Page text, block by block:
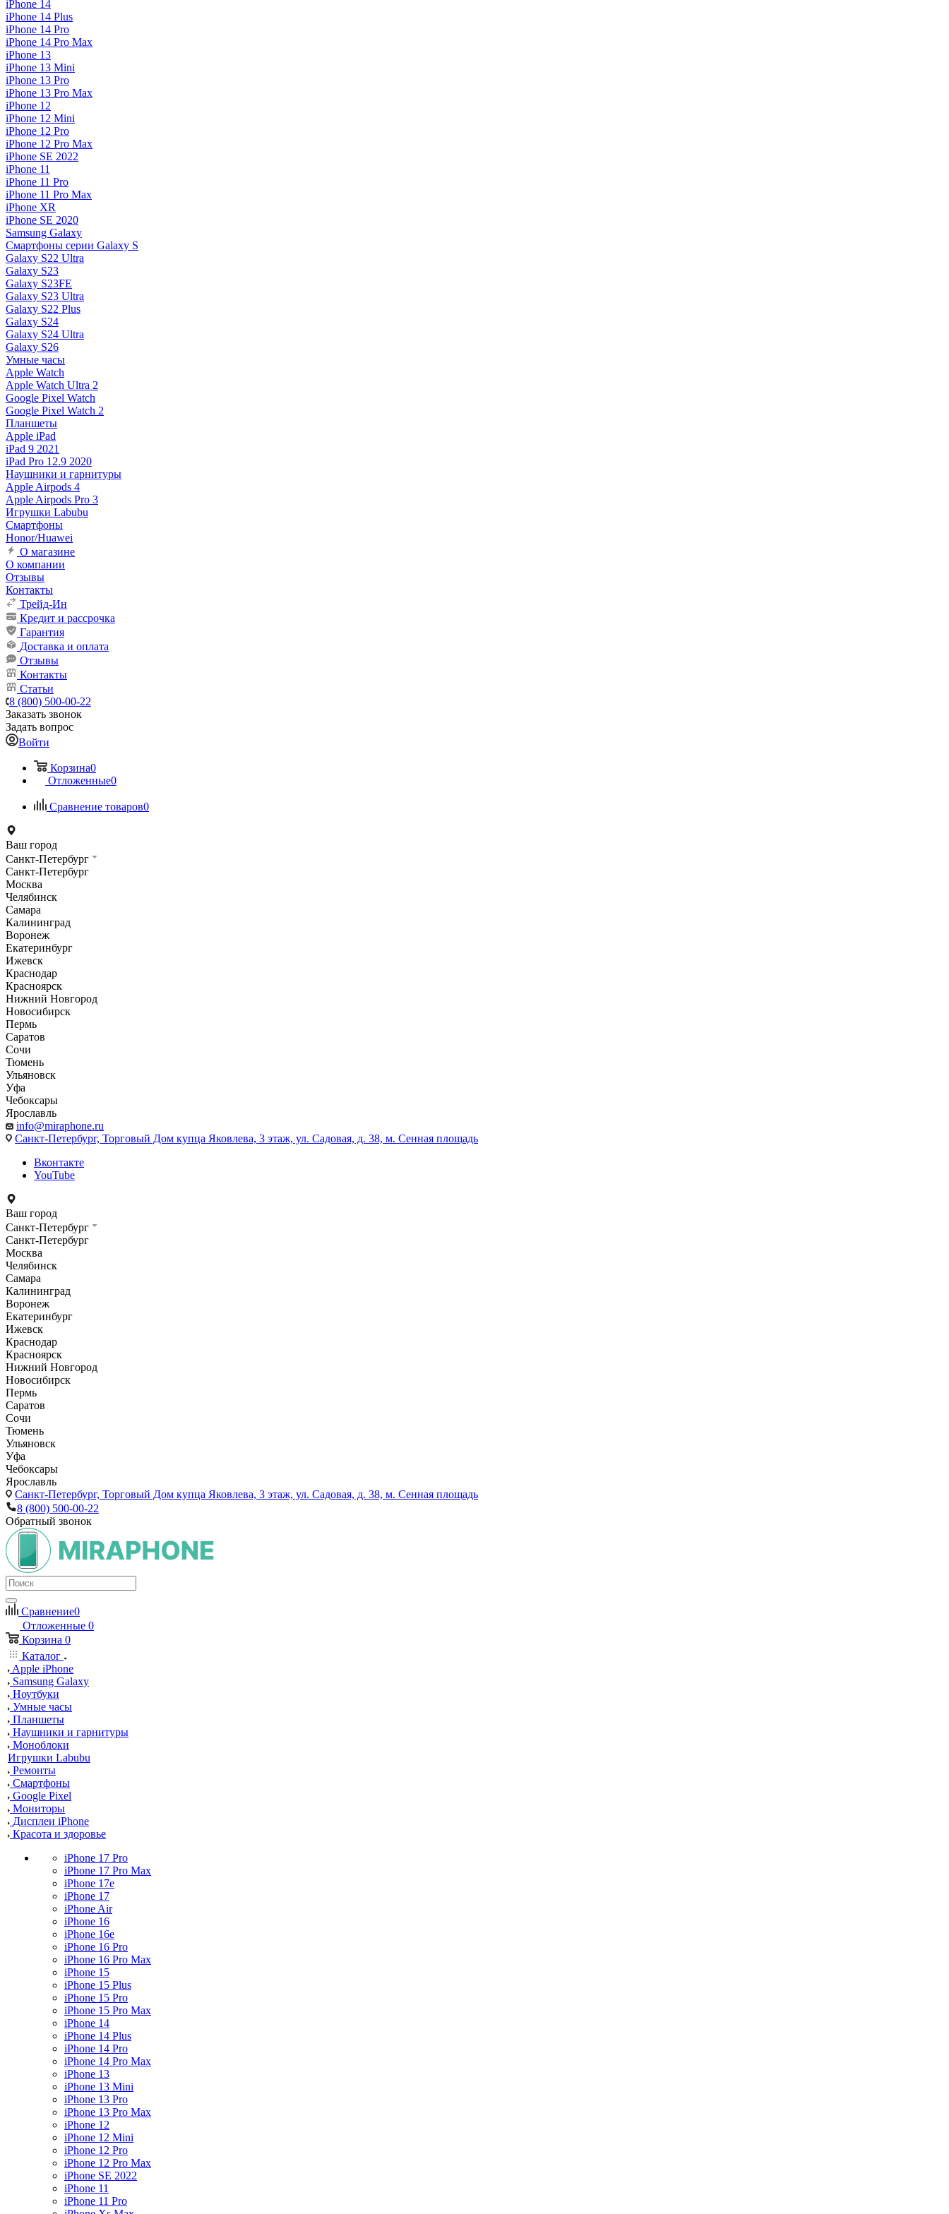
iPhone 14
iPhone 14 Plus
iPhone 14 Pro
iPhone 14 Pro Max
iPhone 13
iPhone 13 Mini
iPhone 13 Pro
iPhone 13 Pro Max
iPhone 12
iPhone 12 Mini
iPhone 12 Pro
iPhone 12 Pro Max
iPhone SE 2022
iPhone 11
iPhone 11 Pro
iPhone 11 Pro Max
iPhone XR
iPhone SE 2020
Samsung Galaxy
Смартфоны серии Galaxy S
Galaxy S22 Ultra
Galaxy S23
Galaxy S23FE
Galaxy S23 Ultra
Galaxy S22 Plus
Galaxy S24
Galaxy S24 Ultra
Galaxy S26
Умные часы
Apple Watch
Apple Watch Ultra 2
Google Pixel Watch
Google Pixel Watch 2
Планшеты
Apple iPad
iPad 9 2021
iPad Pro 12.9 2020
Наушники и гарнитуры
Apple Airpods 4
Apple Airpods Pro 3
Игрушки Labubu
Смартфоны
Honor/Huawei
О магазине
О компании
Отзывы
Контакты
Трейд-Ин
Кредит и рассрочка
Гарантия
Доставка и оплата
Отзывы
Контакты
Статьи
8 (800) 500-00-22
Заказать звонок
Задать вопрос
Войти
Корзина0
Отложенные0
Сравнение товаров0
Ваш город
Санкт-Петербург
Санкт-Петербург
Москва
Челябинск
Самара
Калининград
Воронеж
Екатеринбург
Ижевск
Краснодар
Красноярск
Нижний Новгород
Новосибирск
Пермь
Саратов
Сочи
Тюмень
Ульяновск
Уфа
Чебоксары
Ярославль
info@miraphone.ru
Санкт-Петербург, Торговый Дом купца Яковлева, 3 этаж, ул. Садовая, д. 38, м. Сенная площадь
Вконтакте
YouTube
Ваш город
Санкт-Петербург
Санкт-Петербург
Москва
Челябинск
Самара
Калининград
Воронеж
Екатеринбург
Ижевск
Краснодар
Красноярск
Нижний Новгород
Новосибирск
Пермь
Саратов
Сочи
Тюмень
Ульяновск
Уфа
Чебоксары
Ярославль
Санкт-Петербург, Торговый Дом купца Яковлева, 3 этаж, ул. Садовая, д. 38, м. Сенная площадь
8 (800) 500-00-22
Обратный звонок
Сравнение0
Отложенные 0
Корзина 0
Каталог
Apple iPhone
Samsung Galaxy
Ноутбуки
Умные часы
Планшеты
Наушники и гарнитуры
Моноблоки
Игрушки Labubu
Ремонты
Смартфоны
Google Pixel
Мониторы
Дисплеи iPhone
Красота и здоровье
iPhone 17 Pro
iPhone 17 Pro Max
iPhone 17e
iPhone 17
iPhone Air
iPhone 16
iPhone 16e
iPhone 16 Pro
iPhone 16 Pro Max
iPhone 15
iPhone 15 Plus
iPhone 15 Pro
iPhone 15 Pro Max
iPhone 14
iPhone 14 Plus
iPhone 14 Pro
iPhone 14 Pro Max
iPhone 13
iPhone 13 Mini
iPhone 13 Pro
iPhone 13 Pro Max
iPhone 12
iPhone 12 Mini
iPhone 12 Pro
iPhone 12 Pro Max
iPhone SE 2022
iPhone 11
iPhone 11 Pro